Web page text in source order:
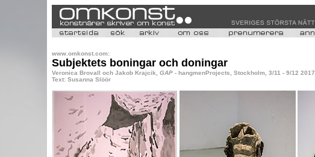
www.omkonst.com:
Subjektets boningar och doningar
Veronica Brovall och Jakob Krajcik, GAP - hangmenProjects, Stockholm, 3/11 - 9/12 2017
Text: Susanna Slöör